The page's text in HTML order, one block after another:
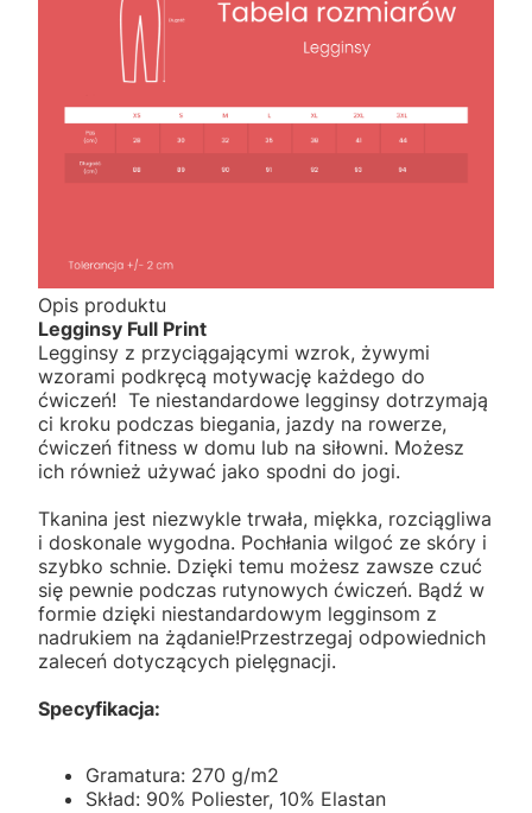
Opis produktu
Legginsy Full Print
Legginsy z przyciągającymi wzrok, żywymi
wzorami podkręcą motywację każdego do
ćwiczeń! Te niestandardowe legginsy dotrzymają
ci kroku podczas biegania, jazdy na rowerze,
ćwiczeń fitness w domu lub na siłowni. Możesz
ich również używać jako spodni do jogi.
Tkanina jest niezwykle trwała, miękka, rozciągliwa
i doskonale wygodna. Pochłania wilgoć ze skóry i
szybko schnie. Dzięki temu możesz zawsze czuć
się pewnie podczas rutynowych ćwiczeń. Bądź w
formie dzięki niestandardowym legginsom z
nadrukiem na żądanie!Przestrzegaj odpowiednich
zaleceń dotyczących pielęgnacji.
Specyfikacja:
Gramatura: 270 g/m2
Skład: 90% Poliester, 10% Elastan